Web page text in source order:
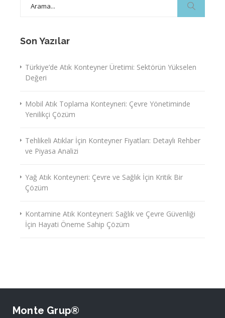
Son Yazılar
Türkiye’de Atık Konteyner Üretimi: Sektörün Yükselen
Değeri
Mobil Atık Toplama Konteyneri: Çevre Yönetiminde
Yenilikçi Çözüm
Tehlikeli Atıklar İçin Konteyner Fiyatları: Detaylı Rehber
ve Piyasa Analizi
Yağ Atık Konteyneri: Çevre ve Sağlık İçin Kritik Bir
Çözüm
Kontamine Atık Konteyneri: Sağlık ve Çevre Güvenliği
İçin Hayati Öneme Sahip Çözüm
Monte Grup®